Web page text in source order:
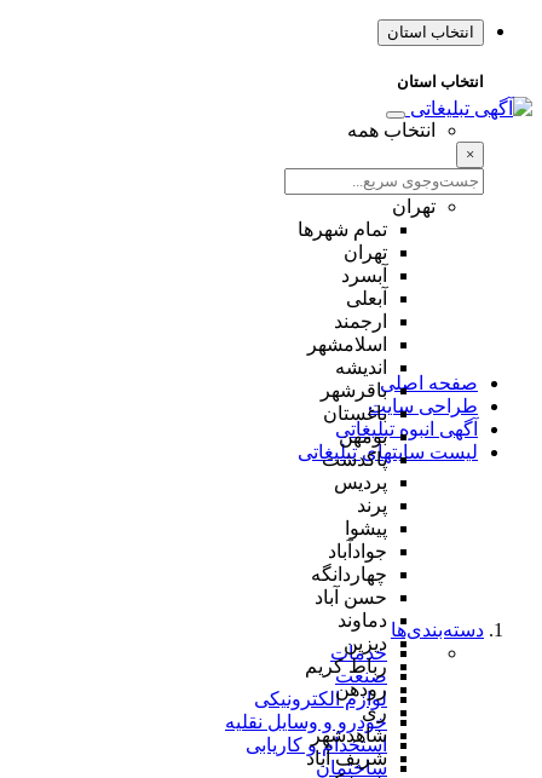
انتخاب استان
انتخاب استان
انتخاب همه
×
تهران
تمام شهر‌ها
تهران
آبسرد
آبعلی
ارجمند
اسلامشهر
اندیشه
باقرشهر
باغستان
بومهن
پاکدشت
پردیس
پرند
پیشوا
جوادآباد
چهاردانگه
حسن آباد
دماوند
دیزین
رباط کریم
رودهن
ری
شاهدشهر
شریف آباد
صفحه اصلی
طراحی سایت
آگهی انبوه تبلیغاتی
لیست سایتهای تبلیغاتی
دسته‌بندی‌ها
خدمات
صنعت
لوازم الکترونیکی
خودرو و وسایل نقلیه
استخدام و کاریابی
ساختمان